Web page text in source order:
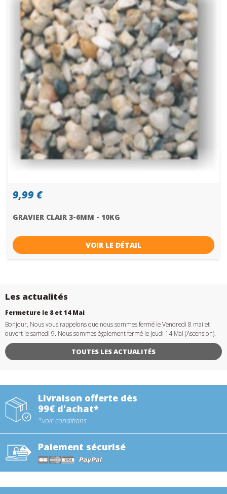
9,99 €
GRAVIER CLAIR 3-6MM - 10KG
VOIR LE DÉTAIL
Les actualités
Fermeture le 8 et 14 Mai
Bonjour, Nous vous rappelons que nous sommes fermé le Vendredi 8 mai et
ouvert le samedi 9. Nous sommes également fermé le Jeudi 14 Mai (Ascension).
TOUTES LES ACTUALITÉS
Livraison offerte dès
99€ d'achat*
*voir conditions
Paiement sécurisé